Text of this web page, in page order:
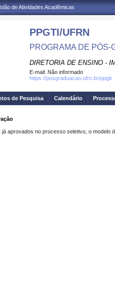
de Atividades Acadêmicas
PPGTI/UFRN
PROGRAMA DE
DIRETORIA DE ENSINO -
E-mail: Não informado
https://posgraduacao.ufrn.br/ppgti
de Pesquisa Calendário
aprovados no processo seletivo, o